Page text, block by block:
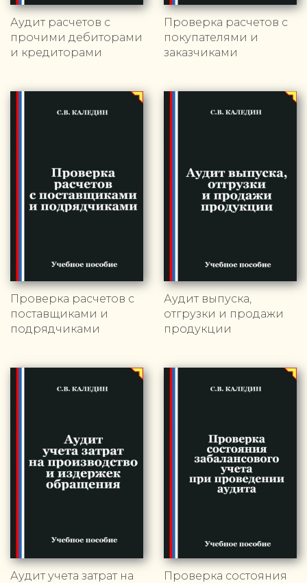
Аудит расчетов с
прочими дебиторами
и кредиторами
Проверка расчетов с
покупателями и
заказчиками
Проверка расчетов с
поставщиками и
подрядчиками
Аудит выпуска,
отгрузки и продажи
продукции
Аудит учета затрат на
Проверка состояния